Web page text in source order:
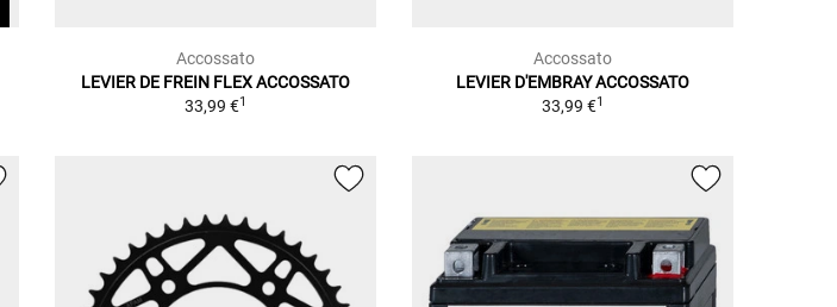
Accossato
LEVIER DE FREIN FLEX ACCOSSATO
33,99 €1
Accossato
LEVIER D'EMBRAY ACCOSSATO
33,99 €1